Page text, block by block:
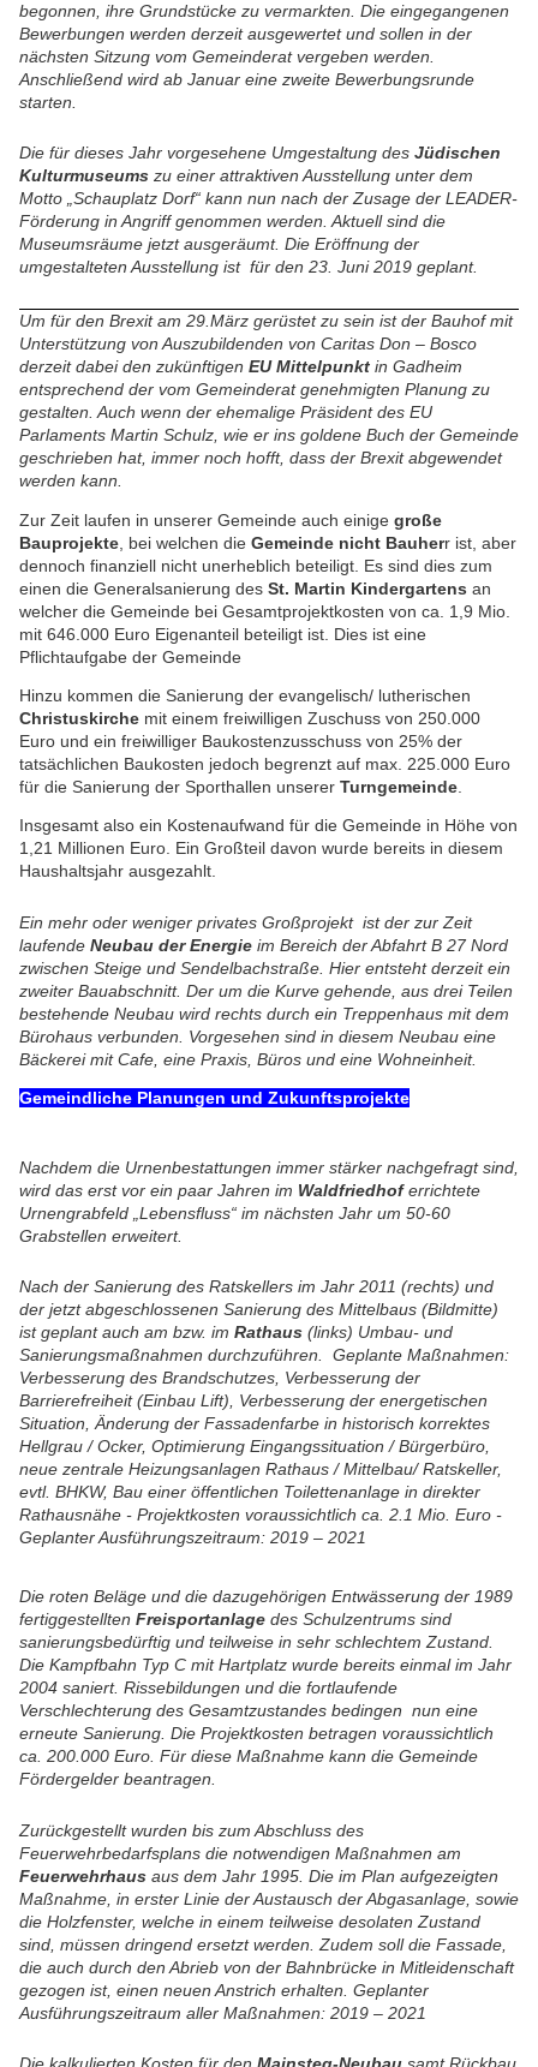
begonnen, ihre Grundstücke zu vermarkten. Die eingegangenen
Bewerbungen werden derzeit ausgewertet und sollen in der
nächsten Sitzung vom Gemeinderat vergeben werden.
Anschließend wird ab Januar eine zweite Bewerbungsrunde
starten.
Die für dieses Jahr vorgesehene Umgestaltung des Jüdischen
Kulturmuseums zu einer attraktiven Ausstellung unter dem
Motto „Schauplatz Dorf“ kann nun nach der Zusage der LEADER-
Förderung in Angriff genommen werden. Aktuell sind die
Museumsräume jetzt ausgeräumt. Die Eröffnung der
umgestalteten Ausstellung ist für den 23. Juni 2019 geplant.
Um für den Brexit am 29.März gerüstet zu sein ist der Bauhof mit
Unterstützung von Auszubildenden von Caritas Don – Bosco
derzeit dabei den zukünftigen EU Mittelpunkt in Gadheim
entsprechend der vom Gemeinderat genehmigten Planung zu
gestalten. Auch wenn der ehemalige Präsident des EU
Parlaments Martin Schulz, wie er ins goldene Buch der Gemeinde
geschrieben hat, immer noch hofft, dass der Brexit abgewendet
werden kann.
Zur Zeit laufen in unserer Gemeinde auch einige große
Bauprojekte , bei welchen die Gemeinde nicht Bauherr ist, aber
dennoch finanziell nicht unerheblich beteiligt. Es sind dies zum
einen die Generalsanierung des St. Martin Kindergartens an
welcher die Gemeinde bei Gesamtprojektkosten von ca. 1,9 Mio.
mit 646.000 Euro Eigenanteil beteiligt ist. Dies ist eine
Pflichtaufgabe der Gemeinde
Hinzu kommen die Sanierung der evangelisch/ lutherischen
Christuskirche mit einem freiwilligen Zuschuss von 250.000
Euro und ein freiwilliger Baukostenzusschuss von 25% der
tatsächlichen Baukosten jedoch begrenzt auf max. 225.000 Euro
für die Sanierung der Sporthallen unserer Turngemeinde
Insgesamt also ein Kostenaufwand für die Gemeinde in Höhe von
1,21 Millionen Euro. Ein Großteil davon wurde bereits in diesem
Haushaltsjahr ausgezahlt.
Ein mehr oder weniger privates Großprojekt ist der zur Zeit
laufende Neubau der Energie im Bereich der Abfahrt B 27 Nord
zwischen Steige und Sendelbachstraße. Hier entsteht derzeit ein
zweiter Bauabschnitt. Der um die Kurve gehende, aus drei Teilen
bestehende Neubau wird rechts durch ein Treppenhaus mit dem
Bürohaus verbunden. Vorgesehen sind in diesem Neubau eine
Bäckerei mit Cafe, eine Praxis, Büros und eine Wohneinheit.
Gemeindliche Planungen und Zukunftsprojekte
Nachdem die Urnenbestattungen immer stärker nachgefragt sind,
wird das erst vor ein paar Jahren im Waldfriedhoferrichtete
Urnengrabfeld „Lebensfluss“ im nächsten Jahr um 50-60
Grabstellen erweitert.
Nach der Sanierung des Ratskellers im Jahr 2011 (rechts) und
der jetzt abgeschlossenen Sanierung des Mittelbaus (Bildmitte)
ist geplant auch am bzw. im Rathaus (links) Umbau- und
Sanierungsmaßnahmen durchzuführen. Geplante Maßnahmen:
Verbesserung des Brandschutzes, Verbesserung der
Barrierefreiheit (Einbau Lift), Verbesserung der energetischen
Situation, Änderung der Fassadenfarbe in historisch korrektes
Hellgrau / Ocker, Optimierung Eingangssituation / Bürgerbüro,
neue zentrale Heizungsanlagen Rathaus / Mittelbau/ Ratskeller,
evtl. BHKW, Bau einer öffentlichen Toilettenanlage in direkter
Rathausnähe - Projektkosten voraussichtlich ca. 2.1 Mio. Euro -
Geplanter Ausführungszeitraum: 2019 – 2021
Die roten Beläge und die dazugehörigen Entwässerung der 1989
fertiggestellten Freisportanlage des Schulzentrums sind
sanierungsbedürftig und teilweise in sehr schlechtem Zustand.
Die Kampfbahn Typ C mit Hartplatz wurde bereits einmal im Jahr
2004 saniert. Rissebildungen und die fortlaufende
Verschlechterung des Gesamtzustandes bedingen nun eine
erneute Sanierung. Die Projektkosten betragen voraussichtlich
ca. 200.000 Euro. Für diese Maßnahme kann die Gemeinde
Fördergelder beantragen.
Zurückgestellt wurden bis zum Abschluss des
Feuerwehrbedarfsplans die notwendigen Maßnahmen am
Feuerwehrhaus aus dem Jahr 1995. Die im Plan aufgezeigten
Maßnahme, in erster Linie der Austausch der Abgasanlage, sowie
die Holzfenster, welche in einem teilweise desolaten Zustand
sind, müssen dringend ersetzt werden. Zudem soll die Fassade,
die auch durch den Abrieb von der Bahnbrücke in Mitleidenschaft
gezogen ist, einen neuen Anstrich erhalten. Geplanter
Ausführungszeitraum aller Maßnahmen: 2019 – 2021